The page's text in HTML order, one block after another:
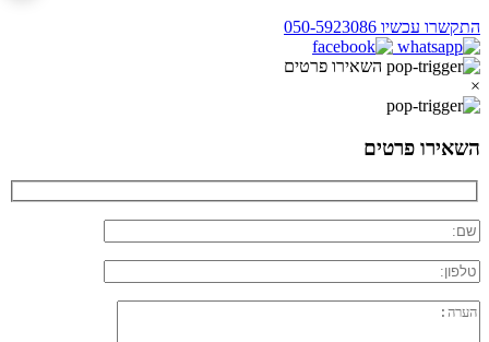
התקשרו עכשיו 050-5923086
השאירו פרטים
×
השאירו פרטים